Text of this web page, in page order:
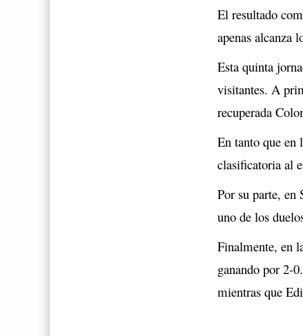
El resultado
apenas alcanza
Esta quinta
visitantes. A
recuperada
En tanto que en
clasificatoria al
Por su parte, en
uno de los
Finalmente, en
ganando por 2-
mientras que